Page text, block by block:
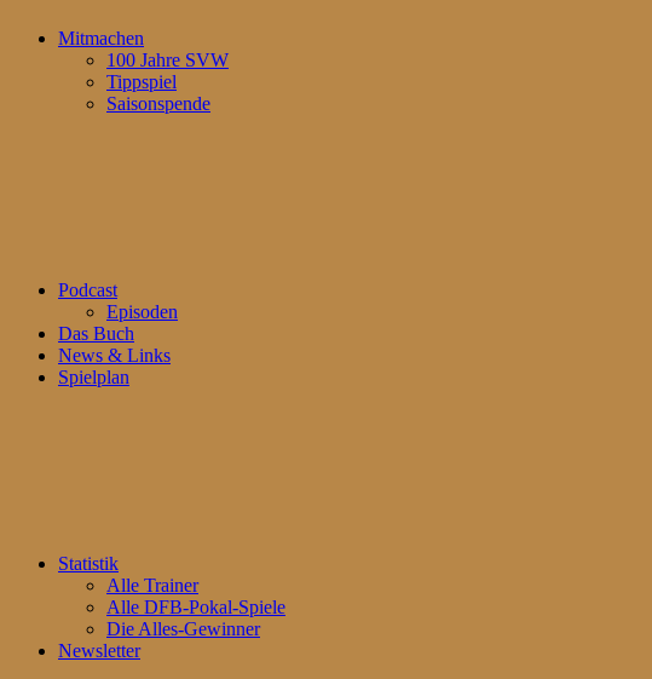
Mitmachen
100 Jahre SVW
Tippspiel
Saisonspende
Podcast
Episoden
Das Buch
News & Links
Spielplan
Statistik
Alle Trainer
Alle DFB-Pokal-Spiele
Die Alles-Gewinner
Newsletter